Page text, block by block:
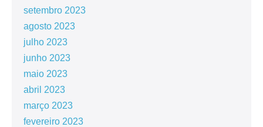
setembro 2023
agosto 2023
julho 2023
junho 2023
maio 2023
abril 2023
março 2023
fevereiro 2023